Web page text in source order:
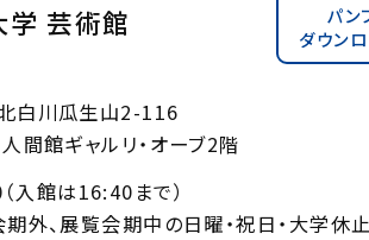
学 芸術館
パン
ダウン
白川瓜生山2-116
間館ギャルリ・オーブ2階
入館は16:40まで）
外、展覧会期中の日曜・祝日・大学休